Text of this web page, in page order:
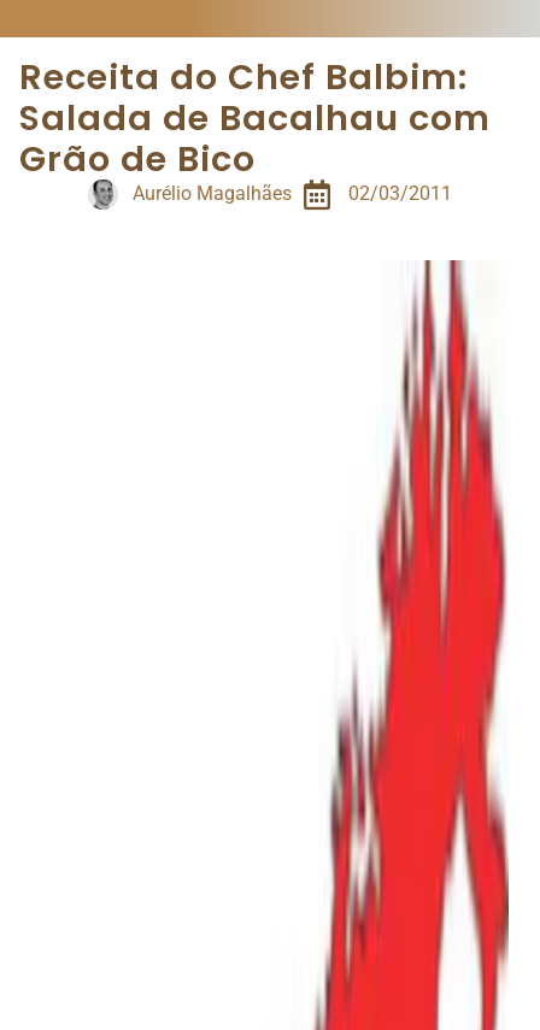
Receita do Chef Balbim:
Salada de Bacalhau com
Grão de Bico
Aurélio Magalhães 02/03/2011